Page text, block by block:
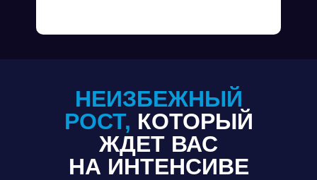
НЕИЗБЕЖНЫЙ
РОСТ, КОТОРЫЙ
ЖДЕТ ВАС
НА ИНТЕНСИВЕ